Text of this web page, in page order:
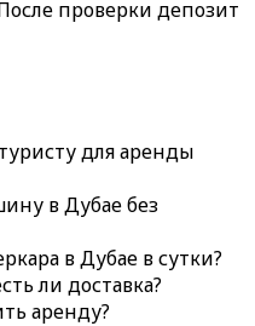
проверки депозит
для аренды
в Дубае без
в Дубае в сутки?
ли доставка?
аренду?